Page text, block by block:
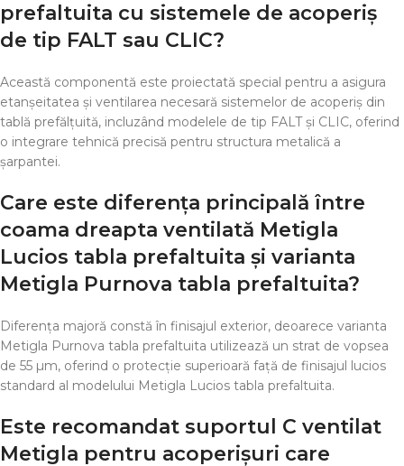
prefaltuita cu sistemele de acoperiș
de tip FALT sau CLIC?
Această componentă este proiectată special pentru a asigura
etanșeitatea și ventilarea necesară sistemelor de acoperiș din
tablă prefălțuită, incluzând modelele de tip FALT și CLIC, oferind
o integrare tehnică precisă pentru structura metalică a
șarpantei.
Care este diferența principală între
coama dreapta ventilată Metigla
Lucios tabla prefaltuita și varianta
Metigla Purnova tabla prefaltuita?
Diferența majoră constă în finisajul exterior, deoarece varianta
Metigla Purnova tabla prefaltuita utilizează un strat de vopsea
de 55 µm, oferind o protecție superioară față de finisajul lucios
standard al modelului Metigla Lucios tabla prefaltuita.
Este recomandat suportul C ventilat
Metigla pentru acoperișuri care